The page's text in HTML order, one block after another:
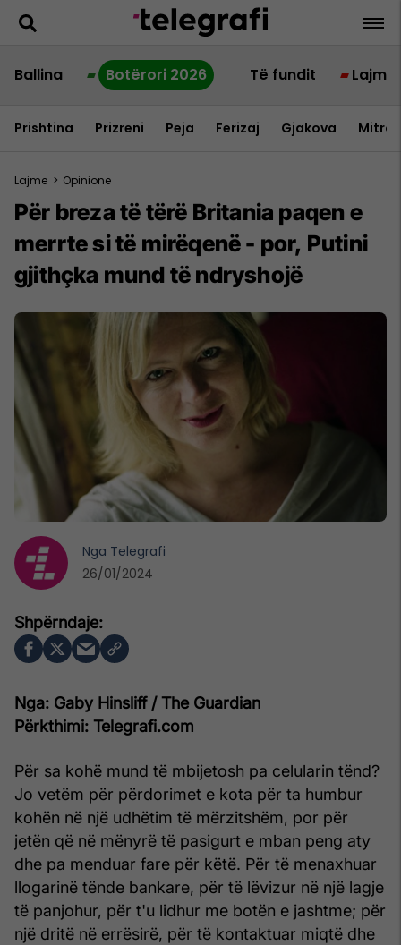
Ballina Botërori 2026 Të fundit Lajme
Prishtina Prizreni Peja Ferizaj Gjakova
Lajme > Opinione
Për breza të tërë Britania paqen e
merrte si të mirëqenë - por, Putini
gjithçka mund të ndryshojë
Nga: Gaby Hinsliff / The Guardian
Përkthimi: Telegrafi.com
Për sa kohë mund të mbijetosh pa celularin tënd?
Jo vetëm për përdorimet e kota për ta humbur
kohën në një udhëtim të mërzitshëm, por për
jetën që në mënyrë të pasigurt e mban peng aty
dhe pa menduar fare për këtë. Për të menaxhuar
llogarinë tënde bankare, për të lëvizur në një lagje
të panjohur, për t'u lidhur me botën e jashtme; për
një dritë në errësirë, për të kontaktuar miqtë dhe
Nga Telegrafi
26/01/2024